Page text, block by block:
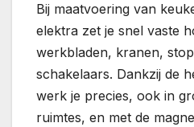
Bij maatvoering van
elektra zet je snel vaste
werkbladen, kranen,
schakelaars. Dankzij de
werk je precies, ook in
ruimtes, en met de